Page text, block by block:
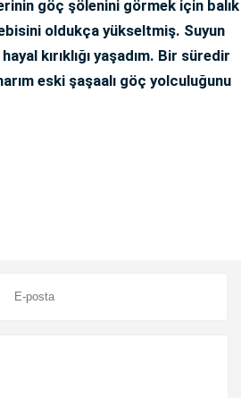
göç şölenini görmek için balık
oldukça yükseltmiş. Suyun
kırıklığı yaşadım. Bir süredir
eski şaşaalı göç yolculuğunu